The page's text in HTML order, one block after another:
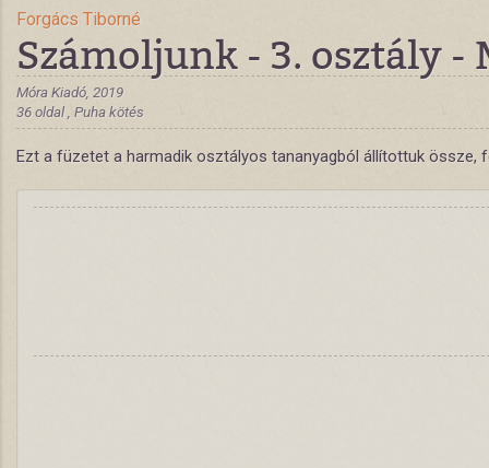
Forgács Tiborné
Számoljunk - 3. osztály
Móra Kiadó, 2019
36 oldal , Puha kötés
Ezt a füzetet a harmadik osztályos tananyagból állítottuk össze,